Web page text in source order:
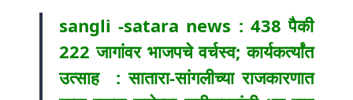
sangli -satara news : 438 पैकी
222 जागांवर भाजपचे वर्चस्व; कार्यकर्त्यांत
उत्साह : सातारा-सांगलीच्या राजकारणात